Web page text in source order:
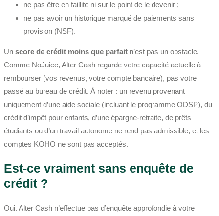
ne pas être en faillite ni sur le point de le devenir ;
ne pas avoir un historique marqué de paiements sans
provision (NSF).
Un score de crédit moins que parfait n’est pas un obstacle.
Comme NoJuice, Alter Cash regarde votre capacité actuelle à
rembourser (vos revenus, votre compte bancaire), pas votre
passé au bureau de crédit. À noter : un revenu provenant
uniquement d’une aide sociale (incluant le programme ODSP), du
crédit d’impôt pour enfants, d’une épargne-retraite, de prêts
étudiants ou d’un travail autonome ne rend pas admissible, et les
comptes KOHO ne sont pas acceptés.
Est-ce vraiment sans enquête de
crédit ?
Oui. Alter Cash n’effectue pas d’enquête approfondie à votre